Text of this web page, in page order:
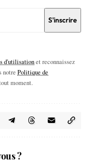
d'utilisationet reconnaissez
notre Politique de
moment.
?